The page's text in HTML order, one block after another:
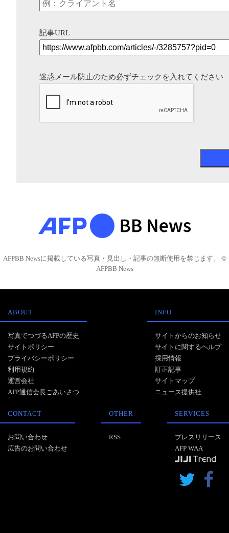
記事URL
迷惑メール防止のため必ずチェックを入れてください
AFPBB Newsに掲載している写真・見出し・記事の無断使用を禁じます。 ©
AFPBB News
ABOUT
写真でつづるAFPの歴史
サイトポリシー
プライバシーポリシー
利用規約
運営会社
AFP通信会長ごあいさつ
INFO
サイトからのお知らせ
サイトに関するヘルプ
採用情報
訂正記事
サイトマップ
ニュース提供社
CONTACT
お問い合わせ
広告のお問い合わせ
OTHER
RSS
SERVICES
プレスリリース
AFP WAA